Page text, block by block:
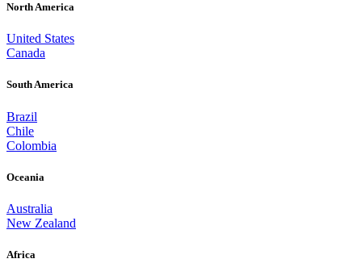
North America
United States
Canada
South America
Brazil
Chile
Colombia
Oceania
Australia
New Zealand
Africa